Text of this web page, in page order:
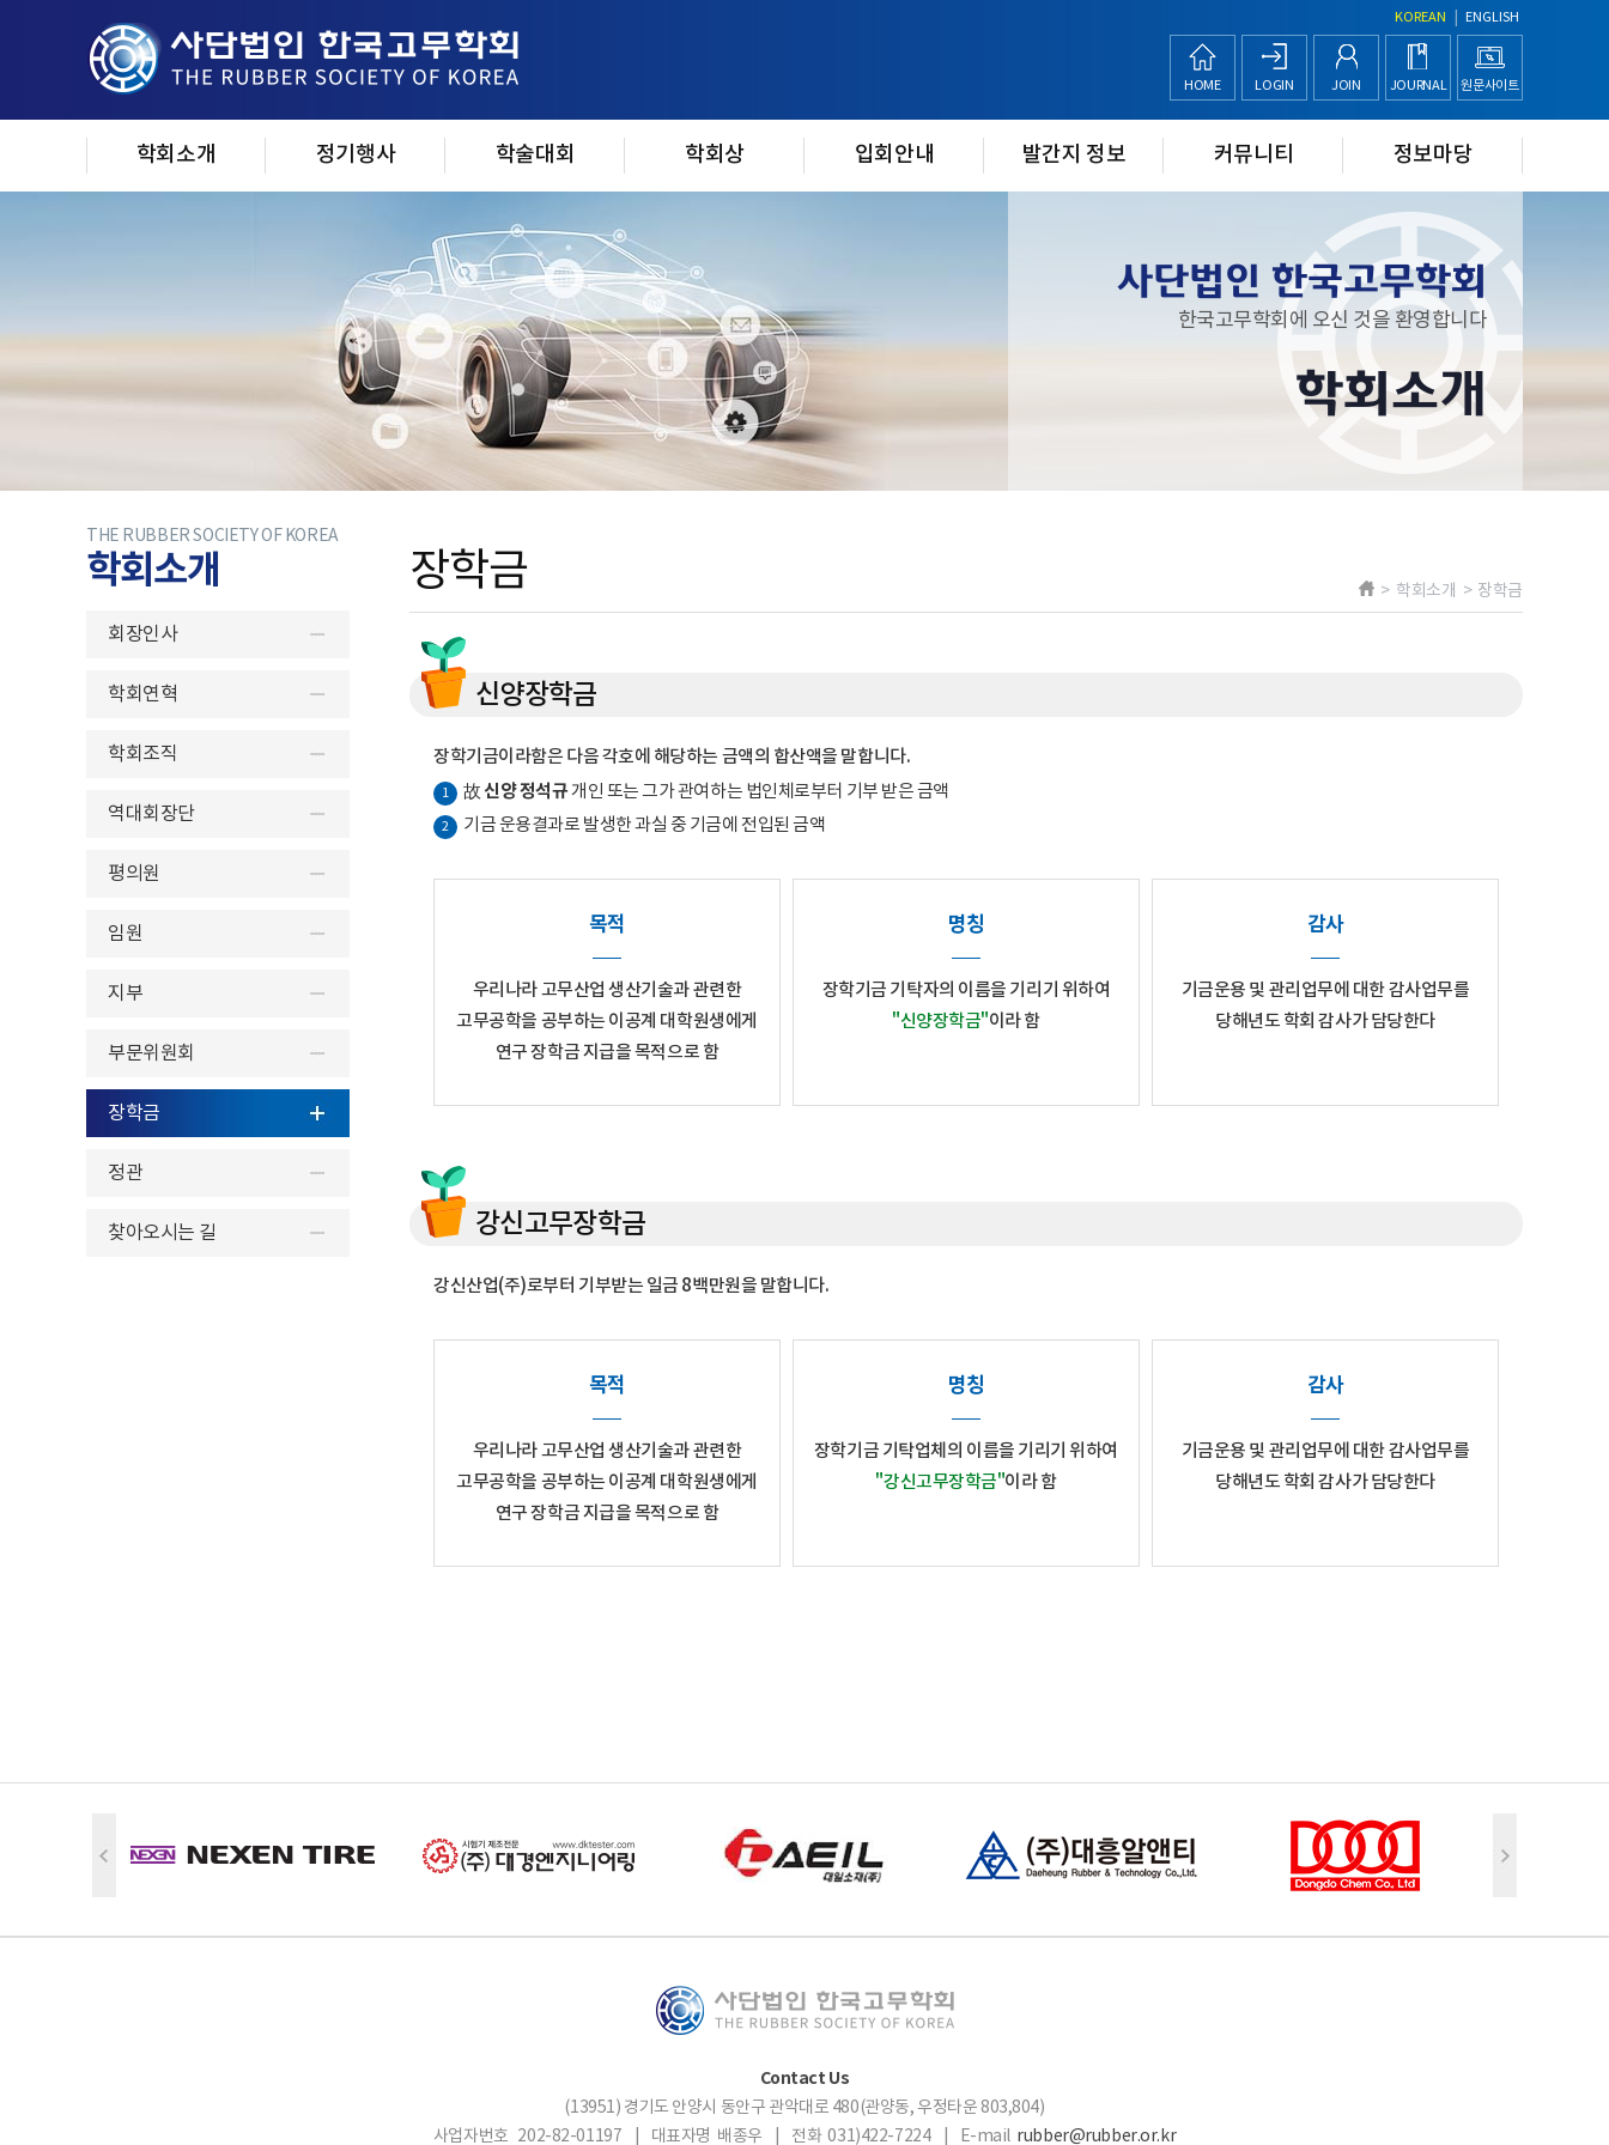
KOREAN ENGLISH
HOME LOGIN JOIN JOURNAL 원문사이트
학회소개 정기행사 학술대회 학회상 입회안내 발간지 정보 커뮤니티 정보마당
사단법인 한국고무학회
한국고무학회에 오신 것을 환영합니다
학회소개
THE RUBBER SOCIETY OF KOREA
학회소개
회장인사
학회연혁
학회조직
역대회장단
평의원
임원
지부
부문위원회
장학금
정관
찾아오시는 길
장학금 > 학회소개 > 장학금
신양장학금
장학기금이라함은 다음 각호에 해당하는 금액의 합산액을 말합니다.
1 故 신양 정석규개인 또는 그가 관여하는 법인체로부터 기부 받은 금액
2 기금 운용결과로 발생한 과실 중 기금에 전입된 금액
목적
우리나라 고무산업 생산기술과 관련한
고무공학을 공부하는 이공계 대학원생에게
연구 장학금 지급을 목적으로 함
명칭
장학기금 기탁자의 이름을 기리기 위하여
"신양장학금"이라 함
감사
기금운용 및 관리업무에 대한 감사업무를
당해년도 학회 감사가 담당한다
강신고무장학금
강신산업(주)로부터 기부받는 일금 8백만원을 말합니다.
목적
우리나라 고무산업 생산기술과 관련한
고무공학을 공부하는 이공계 대학원생에게
연구 장학금 지급을 목적으로 함
명칭
장학기금 기탁업체의 이름을 기리기 위하여
"강신고무장학금"이라 함
감사
기금운용 및 관리업무에 대한 감사업무를
당해년도 학회 감사가 담당한다
Contact Us
(13951) 경기도 안양시 동안구 관악대로 480(관양동, 우정타운 803,804)
사업자번호 202-82-01197 | 대표자명 배종우 | 전화 031)422-7224 | E-mail rubber@rubber.or.kr